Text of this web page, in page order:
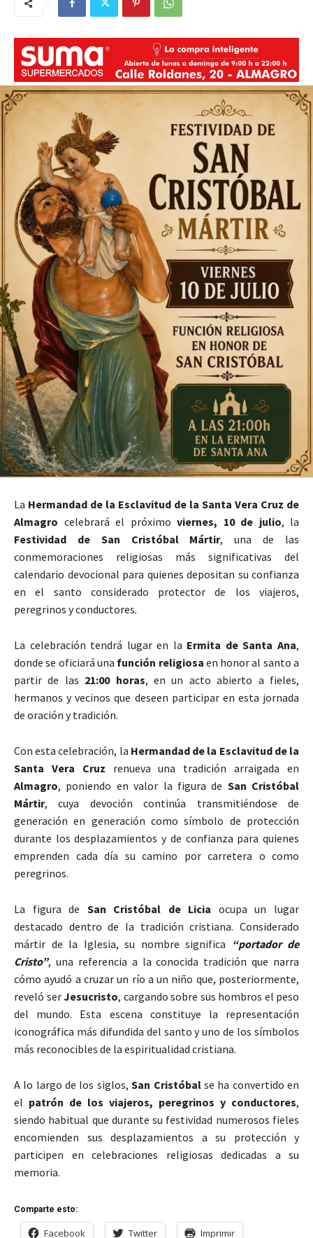
La Hermandad de la Esclavitud de la Santa Vera Cruz de
Almagro celebrará el próximo viernes, 10 de julio, la
Festividad de San Cristóbal Mártir, una de las
conmemoraciones religiosas más significativas del
calendario devocional para quienes depositan su confianza
en el santo considerado protector de los viajeros,
peregrinos y conductores.
La celebración tendrá lugar en la Ermita de Santa Ana,
donde se oficiará una función religiosa en honor al santo a
partir de las 21:00 horas, en un acto abierto a fieles,
hermanos y vecinos que deseen participar en esta jornada
de oración y tradición.
Con esta celebración, la Hermandad de la Esclavitud de la
Santa Vera Cruz renueva una tradición arraigada en
Almagro, poniendo en valor la figura de San Cristóbal
Mártir, cuya devoción continúa transmitiéndose de
generación en generación como símbolo de protección
durante los desplazamientos y de confianza para quienes
emprenden cada día su camino por carretera o como
peregrinos.
La figura de San Cristóbal de Licia ocupa un lugar
destacado dentro de la tradición cristiana. Considerado
mártir de la Iglesia, su nombre significa “portador de
Cristo”, una referencia a la conocida tradición que narra
cómo ayudó a cruzar un río a un niño que, posteriormente,
reveló serJesucristo, cargando sobre sus hombros el peso
del mundo. Esta escena constituye la representación
iconográfica más difundida del santo y uno de los símbolos
más reconocibles de la espiritualidad cristiana.
A lo largo de los siglos,San Cristóbalse ha convertido en
el patrón de los viajeros, peregrinos y conductores,
siendo habitual que durante su festividad numerosos fieles
encomienden sus desplazamientos a su protección y
participen en celebraciones religiosas dedicadas a su
memoria.
Comparte esto:
Facebook Twitter Imprimir